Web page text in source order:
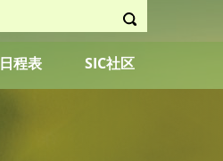
日程表 SIC社区